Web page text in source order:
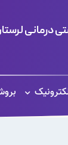
درمانی